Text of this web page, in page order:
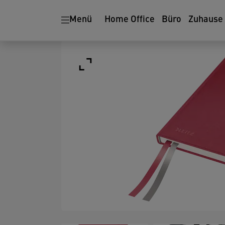
Menü Home Office Büro Zuhause